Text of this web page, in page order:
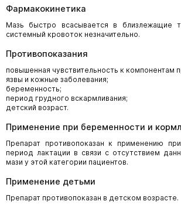
Фармакокинетика
Мазь быстро всасывается в близлежащие
системный кровоток незначительно.
Противопоказания
повышенная чувствительность к компонентам
язвы и кожные заболевания;
беременность;
период грудного вскармливания;
детский возраст.
Применение при беременности и
Препарат противопоказан к применению
период лактации в связи с отсутствием
мази у этой категории пациентов.
Применение детьми
Препарат противопоказан в детском возрасте.